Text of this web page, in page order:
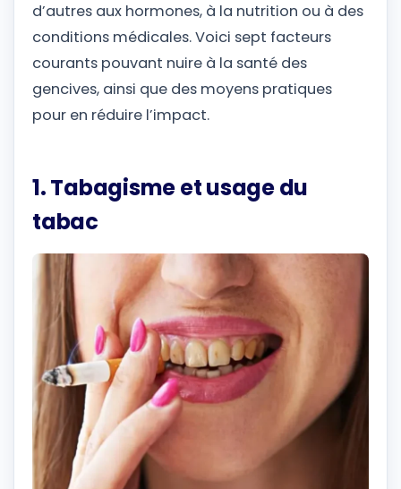
d’autres aux hormones, à la nutrition ou à des
conditions médicales. Voici sept facteurs
courants pouvant nuire à la santé des
gencives, ainsi que des moyens pratiques
pour en réduire l’impact.
1. Tabagisme et usage du
tabac